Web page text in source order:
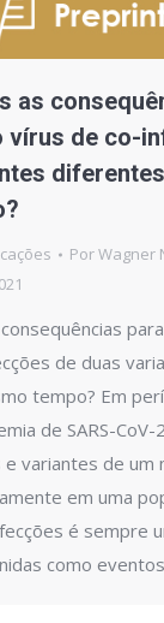
as
vírus de co-
PorWagner
de duas
tempo? Em
de SARS-CoV-
e variantes de um
em uma
é sempre
como